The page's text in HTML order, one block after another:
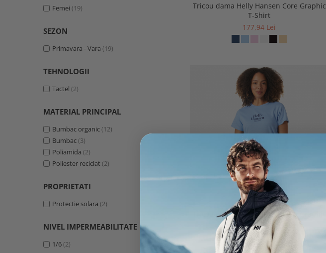
Femei (19)
SEZON
Primavara - Vara (19)
TEHNOLOGII
Tactel (2)
MATERIAL PRINCIPAL
Bumbac organic (12)
Bumbac (3)
Poliamida (2)
Poliester reciclat (2)
PROPRIETATI
Protectie solara (2)
NIVEL IMPERMEABILITATE
1/6 (2)
Tricou dama Helly Hansen Core Graphic
T-Shirt
177,94 Lei
Tricou dama Helly Hansen Core Graphic
T-Shirt
177,94 Lei